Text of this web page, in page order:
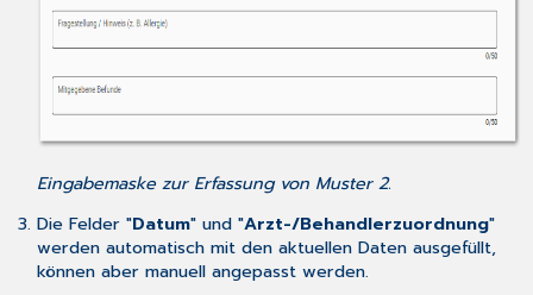
Eingabemaske zur Erfassung von Muster 2.
Die Felder "Datum" und "Arzt-/Behandlerzuordnung"
werden automatisch mit den aktuellen Daten ausgefüllt,
können aber manuell angepasst werden.